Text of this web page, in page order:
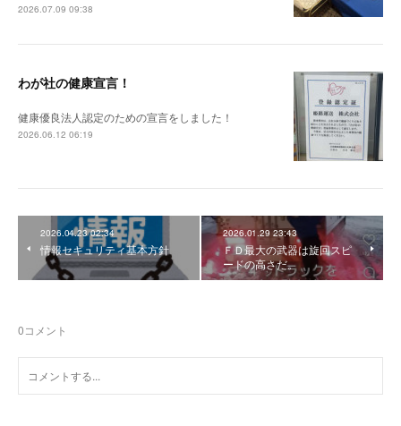
2026.07.09 09:38
わが社の健康宣言！
健康優良法人認定のための宣言をしました！
2026.06.12 06:19
2026.04.23 02:34
情報セキュリティ基本方針
2026.01.29 23:43
ＦＤ最大の武器は旋回スピ
ードの高さだ。
0コメント